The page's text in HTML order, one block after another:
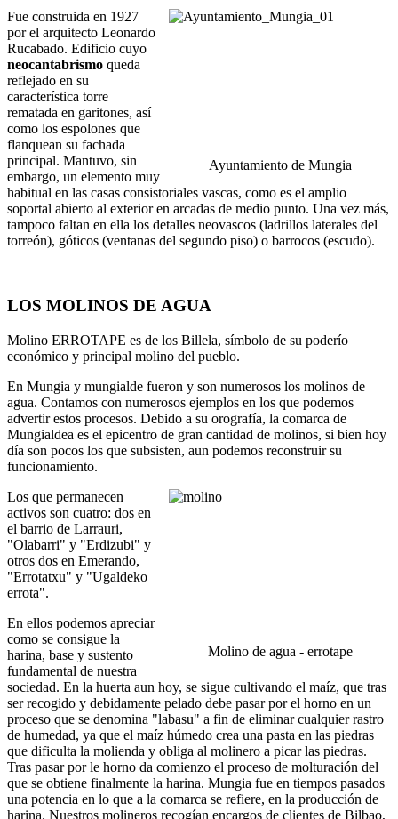
Ayuntamiento de Mungia
Fue construida en 1927
por el arquitecto Leonardo
Rucabado. Edificio cuyo
neocantabrismo queda
reflejado en su
característica torre
rematada en garitones, así
como los espolones que
flanquean su fachada
principal. Mantuvo, sin
embargo, un elemento muy
habitual en las casas consistoriales vascas, como es el amplio
soportal abierto al exterior en arcadas de medio punto. Una vez más,
tampoco faltan en ella los detalles neovascos (ladrillos laterales del
torreón), góticos (ventanas del segundo piso) o barrocos (escudo).
LOS MOLINOS DE AGUA
Molino ERROTAPE es de los Billela, símbolo de su poderío
económico y principal molino del pueblo.
En Mungia y mungialde fueron y son numerosos los molinos de
agua. Contamos con numerosos ejemplos en los que podemos
advertir estos procesos. Debido a su orografía, la comarca de
Mungialdea es el epicentro de gran cantidad de molinos, si bien hoy
día son pocos los que subsisten, aun podemos reconstruir su
funcionamiento.
Molino de agua - errotape
Los que permanecen
activos son cuatro: dos en
el barrio de Larrauri,
"Olabarri" y "Erdizubi" y
otros dos en Emerando,
"Errotatxu" y "Ugaldeko
errota".
En ellos podemos apreciar
como se consigue la
harina, base y sustento
fundamental de nuestra
sociedad. En la huerta aun hoy, se sigue cultivando el maíz, que tras
ser recogido y debidamente pelado debe pasar por el horno en un
proceso que se denomina "labasu" a fin de eliminar cualquier rastro
de humedad, ya que el maíz húmedo crea una pasta en las piedras
que dificulta la molienda y obliga al molinero a picar las piedras.
Tras pasar por le horno da comienzo el proceso de molturación del
que se obtiene finalmente la harina. Mungia fue en tiempos pasados
una potencia en lo que a la comarca se refiere, en la producción de
harina. Nuestros molineros recogían encargos de clientes de Bilbao,